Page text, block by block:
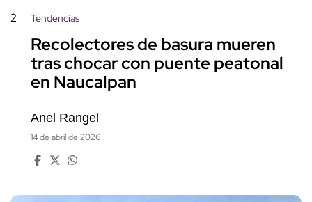
2 Tendencias
Recolectores de basura mueren
tras chocar con puente peatonal
en Naucalpan
Anel Rangel
14 de abril de 2026